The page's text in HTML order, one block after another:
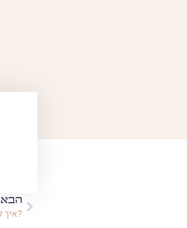
הבא
איך לוקחים מידות לבימה?